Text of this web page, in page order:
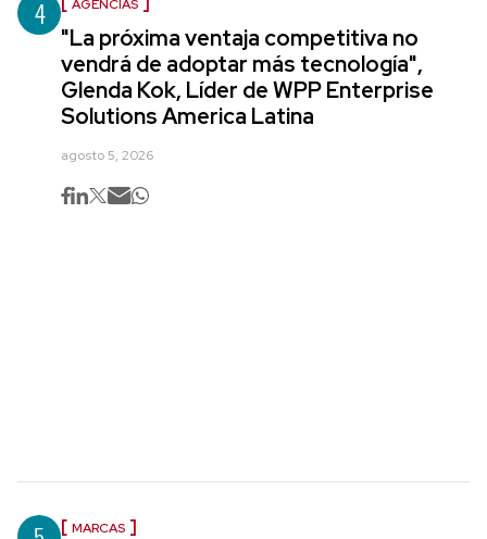
4 AGENCIAS
"La próxima ventaja competitiva no
vendrá de adoptar más tecnología",
Glenda Kok, Líder de WPP Enterprise
Solutions America Latina
agosto 5, 2026
MARCAS